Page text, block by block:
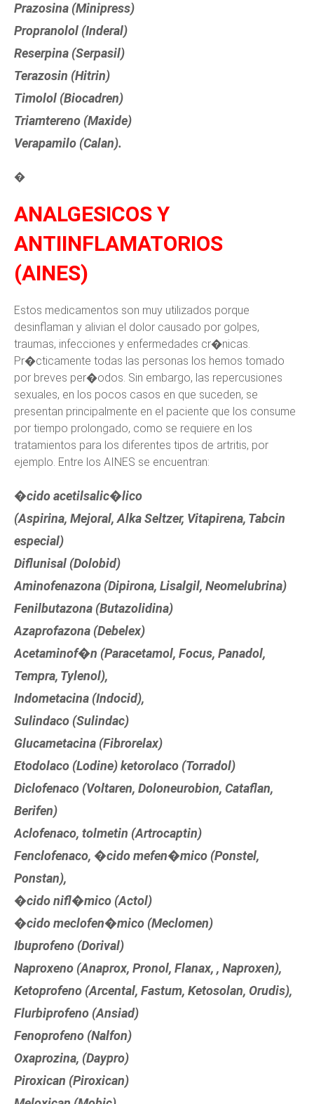
Prazosina (Minipress)
Propranolol (Inderal)
Reserpina (Serpasil)
Terazosin (Hitrin)
Timolol (Biocadren)
Triamtereno (Maxide)
Verapamilo (Calan).
�
ANALGESICOS Y
ANTIINFLAMATORIOS
(AINES)
Estos medicamentos son muy utilizados porque
desinflaman y alivian el dolor causado por golpes,
traumas, infecciones y enfermedades cr�nicas.
Pr�cticamente todas las personas los hemos tomado
por breves per�odos. Sin embargo, las repercusiones
sexuales, en los pocos casos en que suceden, se
presentan principalmente en el paciente que los consume
por tiempo prolongado, como se requiere en los
tratamientos para los diferentes tipos de artritis, por
ejemplo. Entre los AINES se encuentran:
�cido acetilsalic�lico
(Aspirina, Mejoral, Alka Seltzer, Vitapirena, Tabcin
especial)
Diflunisal (Dolobid)
Aminofenazona (Dipirona, Lisalgil, Neomelubrina)
Fenilbutazona (Butazolidina)
Azaprofazona (Debelex)
Acetaminof�n (Paracetamol, Focus, Panadol,
Tempra, Tylenol),
Indometacina (Indocid),
Sulindaco (Sulindac)
Glucametacina (Fibrorelax)
Etodolaco (Lodine) ketorolaco (Torradol)
Diclofenaco (Voltaren, Doloneurobion, Cataflan,
Berifen)
Aclofenaco, tolmetin (Artrocaptin)
Fenclofenaco, �cido mefen�mico (Ponstel,
Ponstan),
�cido nifl�mico (Actol)
�cido meclofen�mico (Meclomen)
Ibuprofeno (Dorival)
Naproxeno (Anaprox, Pronol, Flanax, , Naproxen),
Ketoprofeno (Arcental, Fastum, Ketosolan, Orudis),
Flurbiprofeno (Ansiad)
Fenoprofeno (Nalfon)
Oxaprozina, (Daypro)
Piroxican (Piroxican)